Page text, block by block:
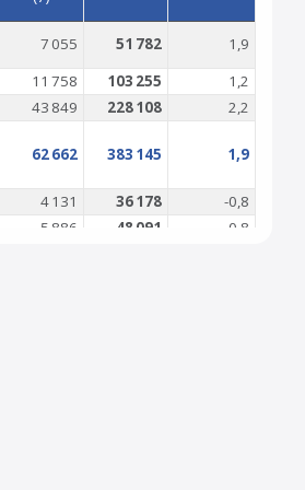
7 055 51 782
1,9
11 758 103 255
1,2
43 849 228 108
2,2
62 662 383 145 1,9
4 131 36 178
-0,8
5 886 48 091
-0,8